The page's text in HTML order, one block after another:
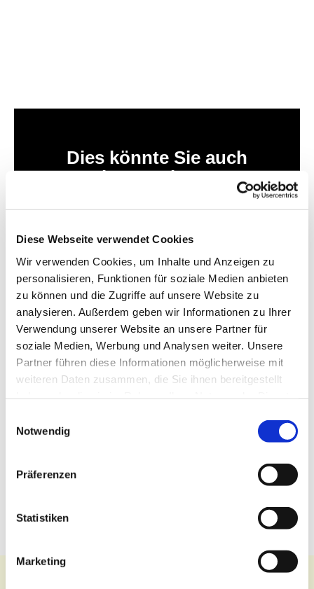
Diese Webseite verwendet Cookies
Wir verwenden Cookies, um Inhalte und Anzeigen zu
personalisieren, Funktionen für soziale Medien anbieten
zu können und die Zugriffe auf unsere Website zu
analysieren. Außerdem geben wir Informationen zu Ihrer
Verwendung unserer Website an unsere Partner für
soziale Medien, Werbung und Analysen weiter. Unsere
Partner führen diese Informationen möglicherweise mit
weiteren Daten zusammen, die Sie ihnen bereitgestellt
Notwendig
Präferenzen
Statistiken
Marketing
Dies könnte Sie auch
interessieren